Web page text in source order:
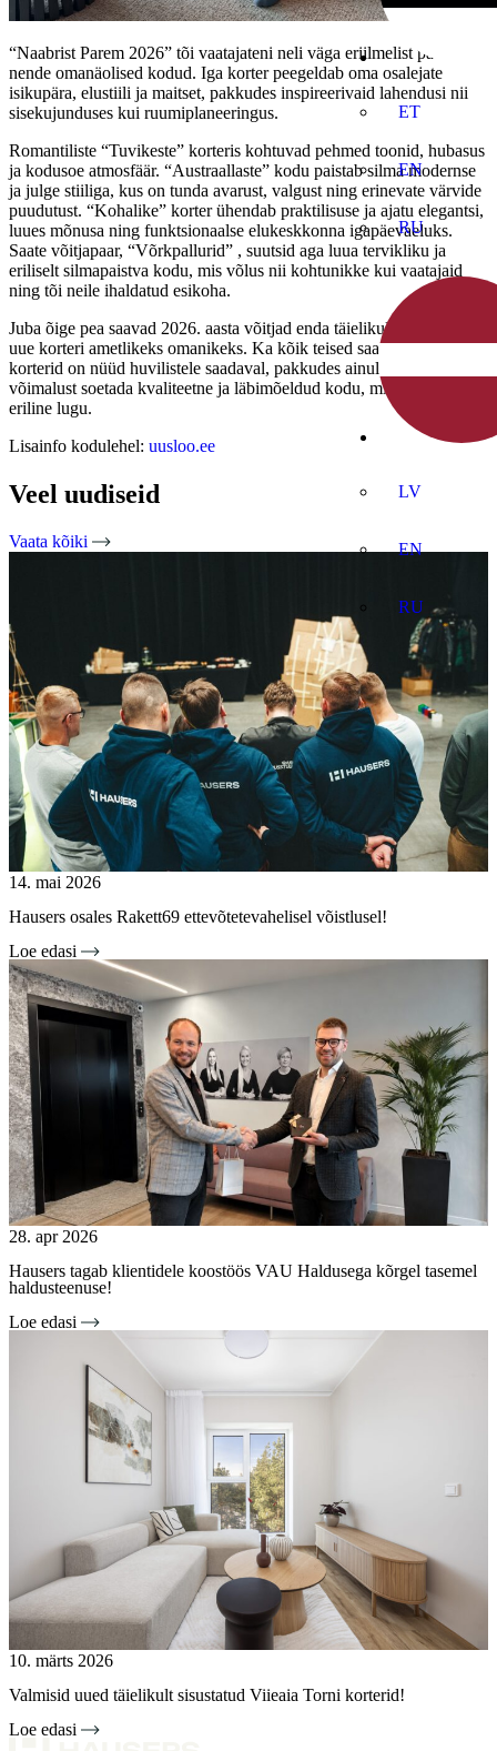
ET
EN
RU
LV
EN
RU
“Naabrist Parem 2026” tõi vaatajateni neli väga eriilmelist paari ja
nende omanäolised kodud. Iga korter peegeldab oma osalejate
isikupära, elustiili ja maitset, pakkudes inspireerivaid lahendusi nii
sisekujunduses kui ruumiplaneeringus.
Romantiliste “Tuvikeste” korteris kohtuvad pehmed toonid, hubasus
ja kodusoe atmosfäär. “Austraallaste” kodu paistab silma modernse
ja julge stiiliga, kus on tunda avarust, valgust ning erinevate värvide
puudutust. “Kohalike” korter ühendab praktilisuse ja ajatu elegantsi,
luues mõnusa ning funktsionaalse elukeskkonna igapäevaeluks.
Saate võitjapaar, “Võrkpallurid” , suutsid aga luua tervikliku ja
eriliselt silmapaistva kodu, mis võlus nii kohtunikke kui vaatajaid
ning tõi neile ihaldatud esikoha.
Juba õige pea saavad 2026. aasta võitjad enda täielikult sisustatud
uue korteri ametlikeks omanikeks. Ka kõik teised saates valminud
korterid on nüüd huvilistele saadaval, pakkudes ainulaadset
võimalust soetada kvaliteetne ja läbimõeldud kodu, millel on oma
eriline lugu.
Lisainfo kodulehel: uusloo.ee
Veel uudiseid
Vaata kõiki
14. mai 2026
Hausers osales Rakett69 ettevõtetevahelisel võistlusel!
Loe edasi
28. apr 2026
Hausers tagab klientidele koostöös VAU Haldusega kõrgel tasemel
haldusteenuse!
Loe edasi
10. märts 2026
Valmisid uued täielikult sisustatud Viieaia Torni korterid!
Loe edasi